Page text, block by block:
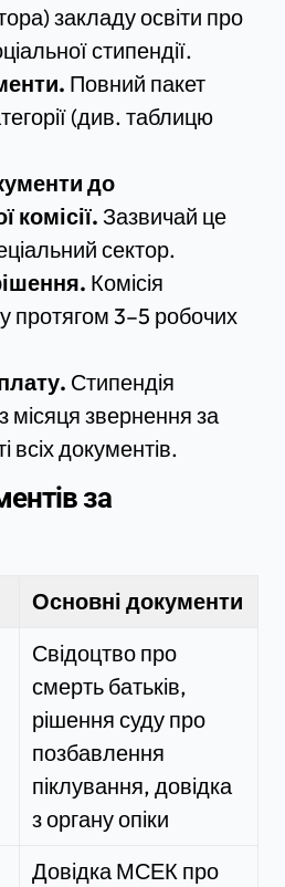
закладу освіти про
стипендії.
Повний пакет
(див. таблицю
до
комісії. Зазвичай це
сектор.
Комісія
протягом 3–5 робочих
Стипендія
місяця звернення за
всіх документів.
за
Основні документи
Свідоцтво про
смерть батьків,
рішення суду про
позбавлення
піклування, довідка
з органу опіки
Довідка МСЕК про